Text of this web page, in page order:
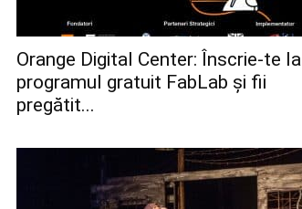
Orange Digital Center: Înscrie-te la
programul gratuit FabLab și fii
pregătit...